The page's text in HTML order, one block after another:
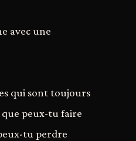
avec une
qui sont toujours
peux-tu faire
tu perdre